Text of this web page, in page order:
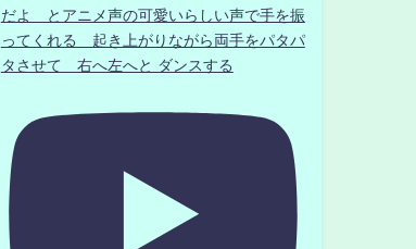
だよ とアニメ声の可愛いらしい声で手を振
ってくれる 起き上がりながら両手をパタパ
タさせて 右へ左へと ダンスする